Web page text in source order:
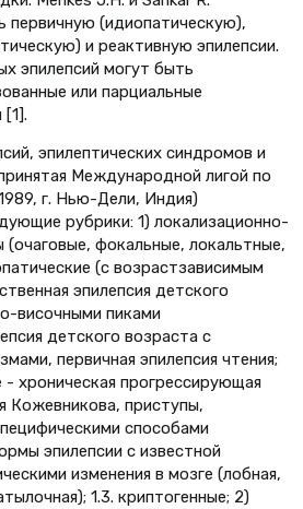
первичную (идиопатическую),
и реактивную эпилепсии.
эпилепсий могут быть
или парциальные
эпилептических синдромов и
Международной лигой по
г. Нью-Дели, Индия)
рубрики: 1) локализационно-
фокальные, локальтные,
(с возрастзависимым
эпилепсия детского
височными пиками
детского возраста с
первичная эпилепсия чтения;
- хроническая прогрессирующая
Кожевникова, приступы,
способами
эпилепсии с известной
изменения в мозге (лобная,
1.3. криптогенные; 2)